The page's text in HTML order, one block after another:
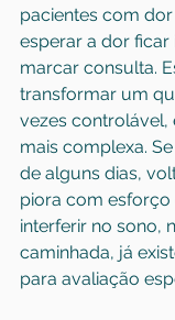
pacientes com
esperar a dor
marcar consulta.
transformar um
vezes controlável,
mais complexa.
de alguns dias,
piora com
interferir no sono,
caminhada, já
para avaliação